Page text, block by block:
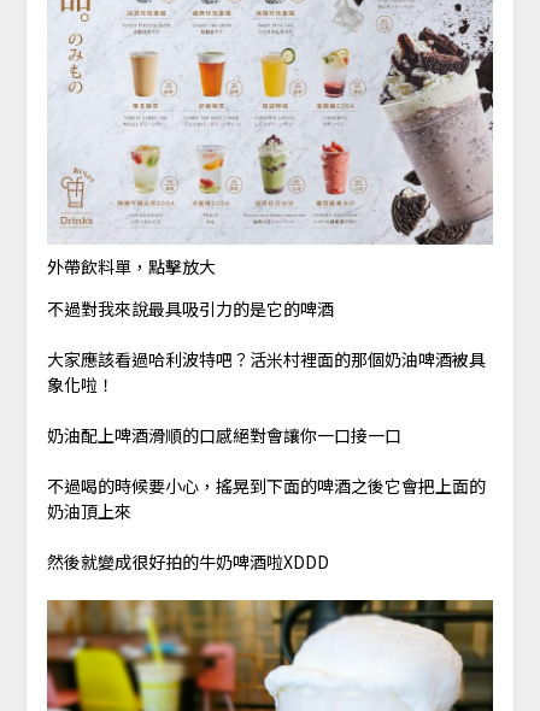
外帶飲料單，點擊放大
不過對我來說最具吸引力的是它的啤酒
大家應該看過哈利波特吧？活米村裡面的那個奶油啤酒被具
象化啦！
奶油配上啤酒滑順的口感絕對會讓你一口接一口
不過喝的時候要小心，搖晃到下面的啤酒之後它會把上面的
奶油頂上來
然後就變成很好拍的牛奶啤酒啦XDDD